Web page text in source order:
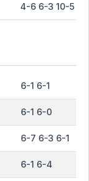
4-6 6-3 10-5
6-1 6-1
6-1 6-0
6-7 6-3 6-1
6-1 6-4